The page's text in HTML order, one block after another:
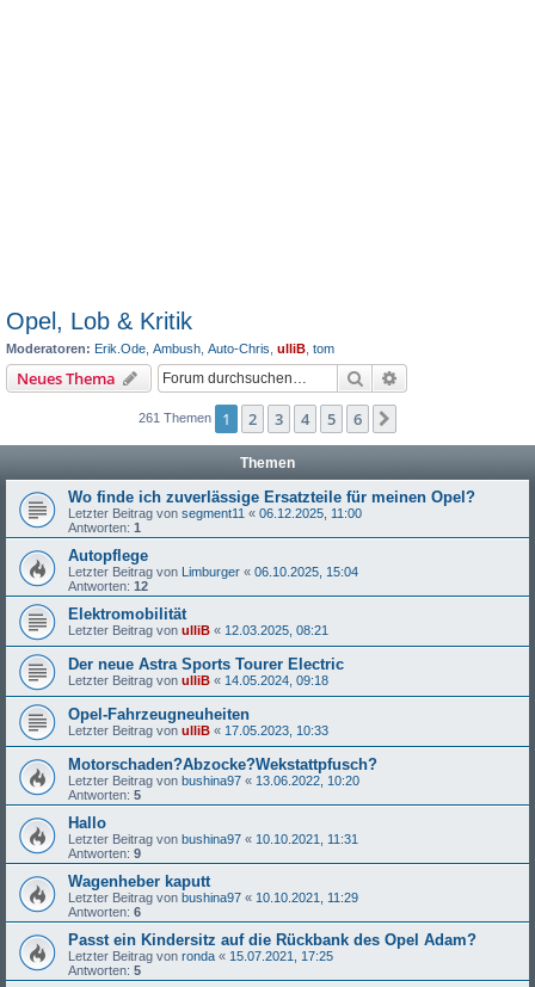
Opel, Lob & Kritik
Moderatoren: Erik.Ode Ambush Auto-Chris ulliB tom
Neues Thema Suche
261 Themen 1 2 3 4 5 6
Themen
Wo finde ich zuverlässige Ersatzteile für meinen Opel?
Letzter Beitrag von segment11 « 06.12.2025, 11:00
Antworten: 1
Autopflege
Letzter Beitrag von Limburger « 06.10.2025, 15:04
Antworten: 12
Elektromobilität
Letzter Beitrag von ulliB « 12.03.2025, 08:21
Der neue Astra Sports Tourer Electric
Letzter Beitrag von ulliB « 14.05.2024, 09:18
Opel-Fahrzeugneuheiten
Letzter Beitrag von ulliB « 17.05.2023, 10:33
Motorschaden?Abzocke?Wekstattpfusch?
Letzter Beitrag von bushina97 « 13.06.2022, 10:20
Antworten: 5
Hallo
Letzter Beitrag von bushina97 « 10.10.2021, 11:31
Antworten: 9
Wagenheber kaputt
Letzter Beitrag von bushina97 « 10.10.2021, 11:29
Antworten: 6
Passt ein Kindersitz auf die Rückbank des Opel Adam?
Letzter Beitrag von ronda « 15.07.2021, 17:25
Antworten: 5